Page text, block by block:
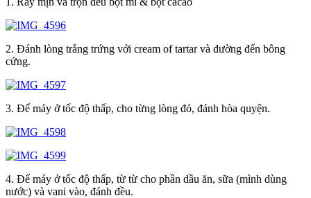
2. Đánh lòng trắng trứng với cream of tartar và đường đến bông
cứng.
3. Để máy ở tốc độ thấp, cho từng lòng đỏ, đánh hòa quyện.
4. Để máy ở tốc độ thấp, từ từ cho phần dầu ăn, sữa (mình dùng
nước) và vani vào, đánh đều.